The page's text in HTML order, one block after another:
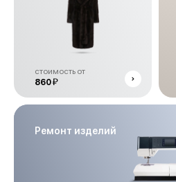
стоимость от
860й
Ремонт изделий